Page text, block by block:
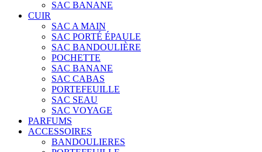
SAC BANANE
CUIR
SAC A MAIN
SAC PORTÉ ÉPAULE
SAC BANDOULIÈRE
POCHETTE
SAC BANANE
SAC CABAS
PORTEFEUILLE
SAC SEAU
SAC VOYAGE
PARFUMS
ACCESSOIRES
BANDOULIERES